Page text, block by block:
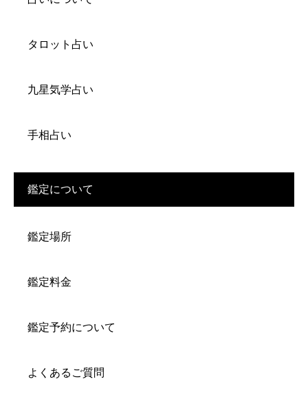
タロット占い
九星気学占い
手相占い
鑑定について
鑑定場所
鑑定料金
鑑定予約について
よくあるご質問